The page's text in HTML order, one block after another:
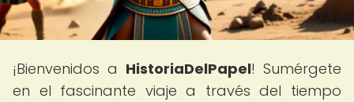
¡Bienvenidos a HistoriaDelPapel! Sumérgete
en el fascinante viaje a través del tiempo